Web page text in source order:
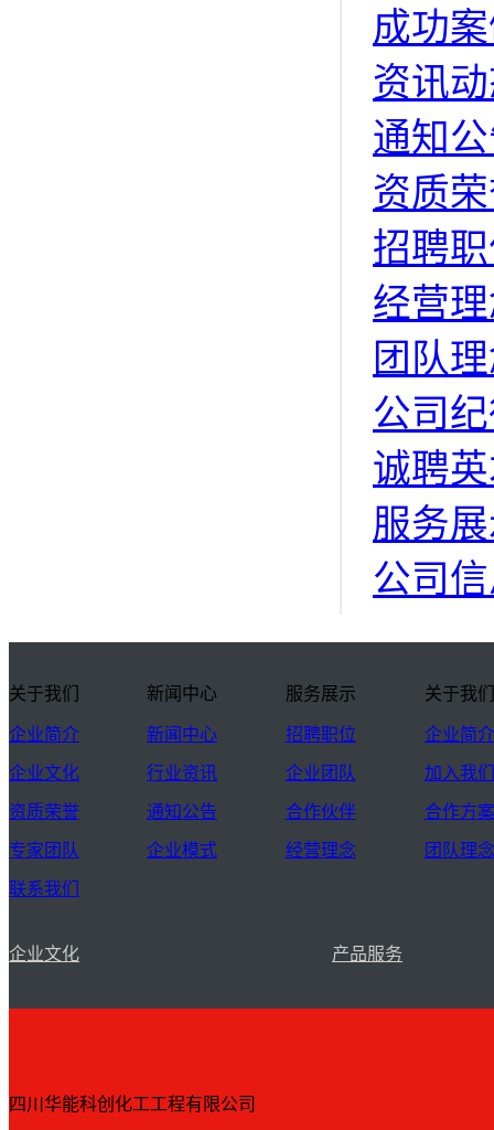
成功
资讯
通知
资质
招聘
经营
团队
公司
诚聘
服务
公司
关于我们
企业简介
企业文化
资质荣誉
专家团队
联系我们
新闻中心
新闻中心
行业资讯
通知公告
企业模式
服务展示
招聘职位
企业团队
合作伙伴
经营理念
关于我们
企业简介
加入我们
合作方案
团队理念
企业文化 产品服务
四川华能科创化工工程有限公司